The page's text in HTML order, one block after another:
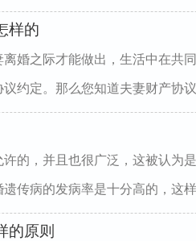
样的
婚之际才能做出，生活中在共
约定。那么您知道夫妻财产协
的，并且也很广泛，这被认为
传病的发病率是十分高的，这
的原则